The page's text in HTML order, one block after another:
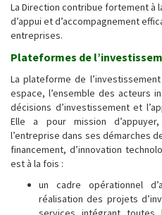
La Direction contribue fortement à
d’appui et d’accompagnement
entreprises.
Plateformes de
La plateforme de
espace, l’ensemble des acteurs
décisions d’investissement et
Elle a pour mission
l’entreprise dans ses démarches
financement, d’innovation
est à la fois :
un cadre opérationnel
réalisation des projets